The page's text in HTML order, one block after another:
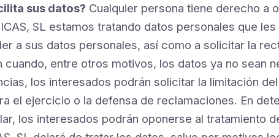
sus datos? Cualquier persona tiene derecho a
SL estamos tratando datos personales que
a sus datos personales, así como a solicitar la
entre otros motivos, los datos ya no sean
los interesados podrán solicitar la limitación
el ejercicio o la defensa de reclamaciones. En
los interesados podrán oponerse al tratamiento